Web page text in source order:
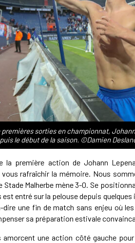
sorties en championnat,
le début de la saison. ©Damien
la première action de Johann
rafraîchir la mémoire. Nous
Stade Malherbe mène 3-0. Se
est entré sur la pelouse depuis
dire une fin de match sans enjeu où
sa préparation estivale
amorcent une action côté gauche